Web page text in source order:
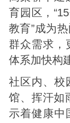
育园区，
教育”成为
群众需求，
体系加快构
社区内、校
馆、挥汗
示着健康中